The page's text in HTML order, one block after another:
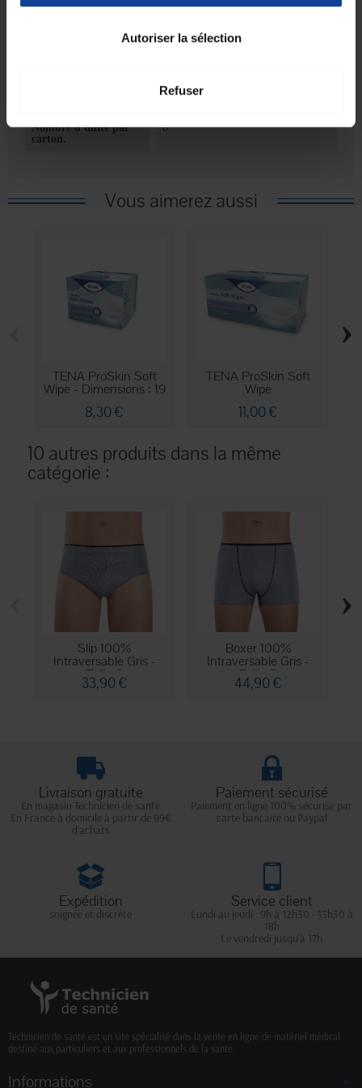
Autoriser la sélection
Refuser
Nombre d'unité par
carton.
8
Vous aimerez aussi
TENA ProSkin Soft
Wipe - Dimensions : 19
x...
8,30 €
TENA ProSkin Soft
Wipe
11,00 €
›
10 autres produits dans la même
catégorie :
Slip 100%
Intraversable Gris -
Taille 2
33,90 €
Boxer 100%
Intraversable Gris -
Taille 8
44,90 €
›
Livraison gratuite
En magasin Technicien de santé
En France à domicile à partir de 99€
d'achats
Paiement sécurisé
Paiement en ligne 100% sécurisé par
carte bancaire ou Paypal
Expédition
soignée et discrète
Service client
Lundi au jeudi : 9h à 12h30 - 13h30 à
18h
Le vendredi jusqu'à 17h
Technicien de santé est un site spécialisé dans la vente en ligne de matériel médical
destiné aux particuliers et aux professionnels de la santé.
Informations